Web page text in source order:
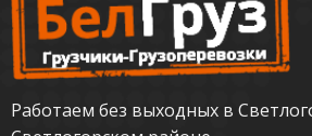
Работаем без выходных в